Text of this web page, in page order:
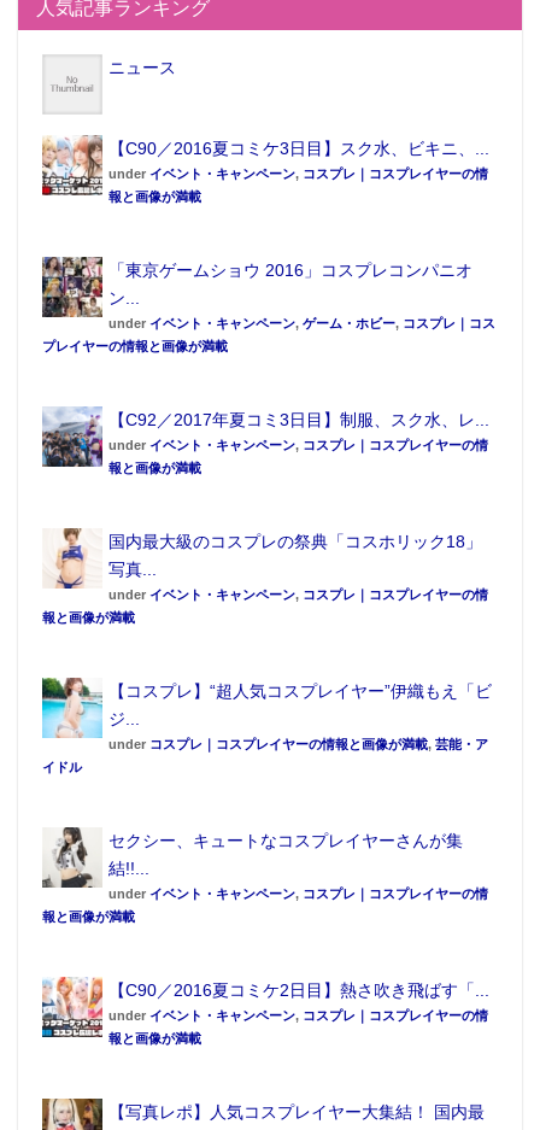
人気記事ランキング
ニュース
【C90／2016夏コミケ3日目】スク水、ビキニ、...
under イベント・キャンペーン, コスプレ｜コスプレイヤーの情
報と画像が満載
「東京ゲームショウ 2016」コスプレコンパニオ
ン...
under イベント・キャンペーン, ゲーム・ホビー, コスプレ｜コス
プレイヤーの情報と画像が満載
【C92／2017年夏コミ3日目】制服、スク水、レ...
under イベント・キャンペーン, コスプレ｜コスプレイヤーの情
報と画像が満載
国内最大級のコスプレの祭典「コスホリック18」
写真...
under イベント・キャンペーン, コスプレ｜コスプレイヤーの情
報と画像が満載
【コスプレ】“超人気コスプレイヤー”伊織もえ「ビ
ジ...
under コスプレ｜コスプレイヤーの情報と画像が満載, 芸能・ア
イドル
セクシー、キュートなコスプレイヤーさんが集
結!!...
under イベント・キャンペーン, コスプレ｜コスプレイヤーの情
報と画像が満載
【C90／2016夏コミケ2日目】熱さ吹き飛ばす「...
under イベント・キャンペーン, コスプレ｜コスプレイヤーの情
報と画像が満載
【写真レポ】人気コスプレイヤー大集結！ 国内最